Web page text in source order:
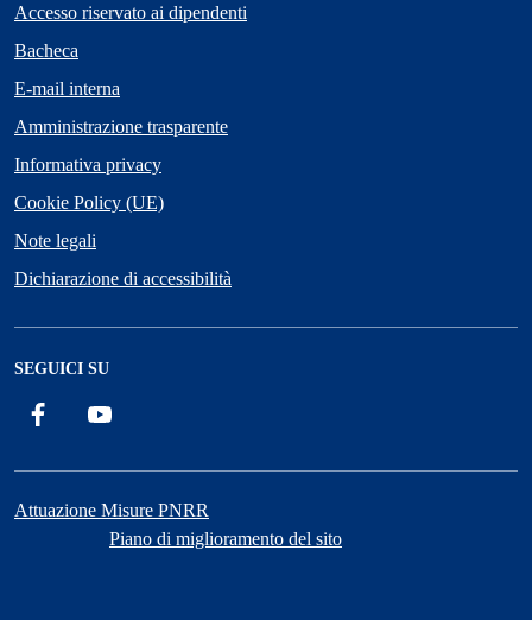
Accesso riservato ai dipendenti
Bacheca
E-mail interna
Amministrazione trasparente
Informativa privacy
Cookie Policy (UE)
Note legali
Dichiarazione di accessibilità
SEGUICI SU
Facebook
Attuazione Misure PNRR
Piano di miglioramento del sito